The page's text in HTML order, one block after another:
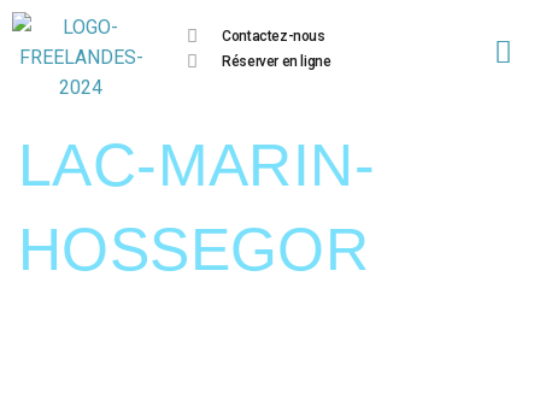
Contactez-nous
Réserver en ligne
LAC-MARIN-
HOSSEGOR